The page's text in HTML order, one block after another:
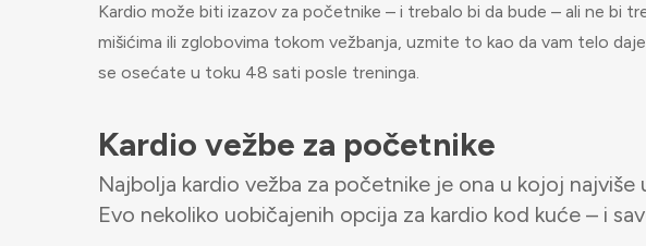
Kardio može biti izazov za početnike – i trebalo bi da bude – ali ne bi
mišićima ili zglobovima tokom vežbanja, uzmite to kao da vam telo
se osećate u toku 48 sati posle treninga.
Kardio vežbe za početnike
Najbolja kardio vežba za početnike je ona u kojoj
Evo nekoliko uobičajenih opcija za kardio kod kuće – i